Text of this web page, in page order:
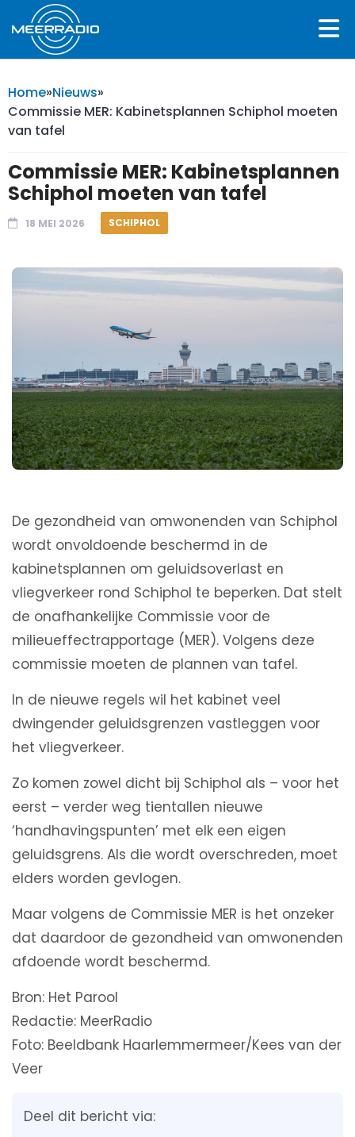
Home»Nieuws»
Commissie MER: Kabinetsplannen Schiphol moeten
van tafel
Commissie MER: Kabinetsplannen
Schiphol moeten van tafel
18 MEI 2026 SCHIPHOL
De gezondheid van omwonenden van Schiphol
wordt onvoldoende beschermd in de
kabinetsplannen om geluidsoverlast en
vliegverkeer rond Schiphol te beperken. Dat stelt
de onafhankelijke Commissie voor de
milieueffectrapportage (MER). Volgens deze
commissie moeten de plannen van tafel.
In de nieuwe regels wil het kabinet veel
dwingender geluidsgrenzen vastleggen voor
het vliegverkeer.
Zo komen zowel dicht bij Schiphol als – voor het
eerst – verder weg tientallen nieuwe
‘handhavingspunten’ met elk een eigen
geluidsgrens. Als die wordt overschreden, moet
elders worden gevlogen.
Maar volgens de Commissie MER is het onzeker
dat daardoor de gezondheid van omwonenden
afdoende wordt beschermd.
Bron: Het Parool
Redactie: MeerRadio
Foto: Beeldbank Haarlemmermeer/Kees van der
Veer
Deel dit bericht via: